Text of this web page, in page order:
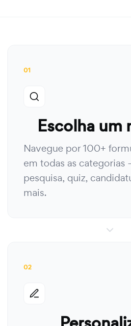
01
Escolha um
Navegue por 100+
em todas as
pesquisa, quiz,
mais.
02